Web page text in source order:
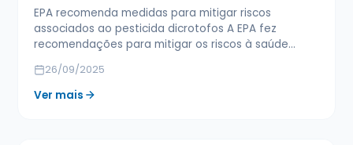
EPA recomenda medidas para mitigar riscos
associados ao pesticida dicrotofos A EPA fez
recomendações para mitigar os riscos à saúde…
26/09/2025
Ver mais